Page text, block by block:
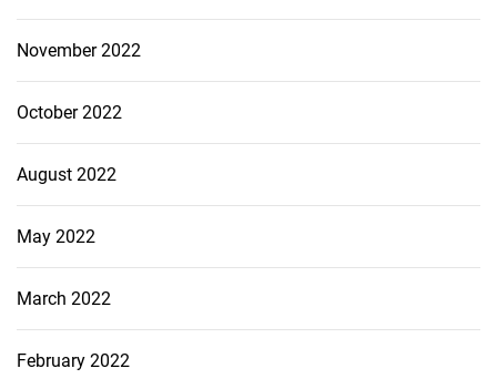
November 2022
October 2022
August 2022
May 2022
March 2022
February 2022